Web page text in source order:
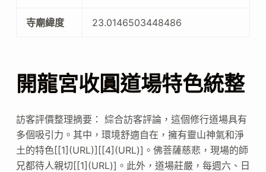
寺廟緯度 23.0146503448486
開龍宮收圓道場特色統整
訪客評價整理摘要： 綜合訪客評論，這個修行道場具有
多個吸引力。其中，環境舒適自在，擁有靈山神氣和淨
土的特色[[1](URL)][[4](URL)]。佛菩薩慈悲，現場的師
兄都待人親切[[1](URL)]。此外，道場莊嚴，每週六、日